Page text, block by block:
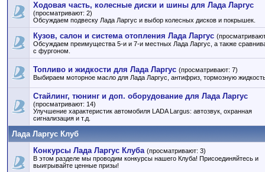
Ходовая часть, колесные диски и шины для Лада Ларгус
(просматривают: 2)
Обсуждаем подвеску Лада Ларгус и выбор колесных дисков и покрышек.
Кузов, салон и система отопления Лада Ларгус
Обсуждаем преимущества 5-и и 7-и местных Лада Ларгус, а также
с фургоном.
Топливо и жидкости для Лада Ларгус (просматривают: 7)
Выбираем моторное масло для Лада Ларгус, антифриз, тормозную
Стайлинг, тюнинг и доп. оборудование для Лада Ларгус
(просматривают: 14)
Улучшение характеристик автомобиля LADA Largus: автозвук, охранная
сигнализация и т.д.
Лада Ларгус Клуб
Конкурсы Лада Ларгус Клуба (просматривают: 3)
В этом разделе мы проводим конкурсы нашего Клуба! Присоединяйтесь и
выигрывайте ценные призы!